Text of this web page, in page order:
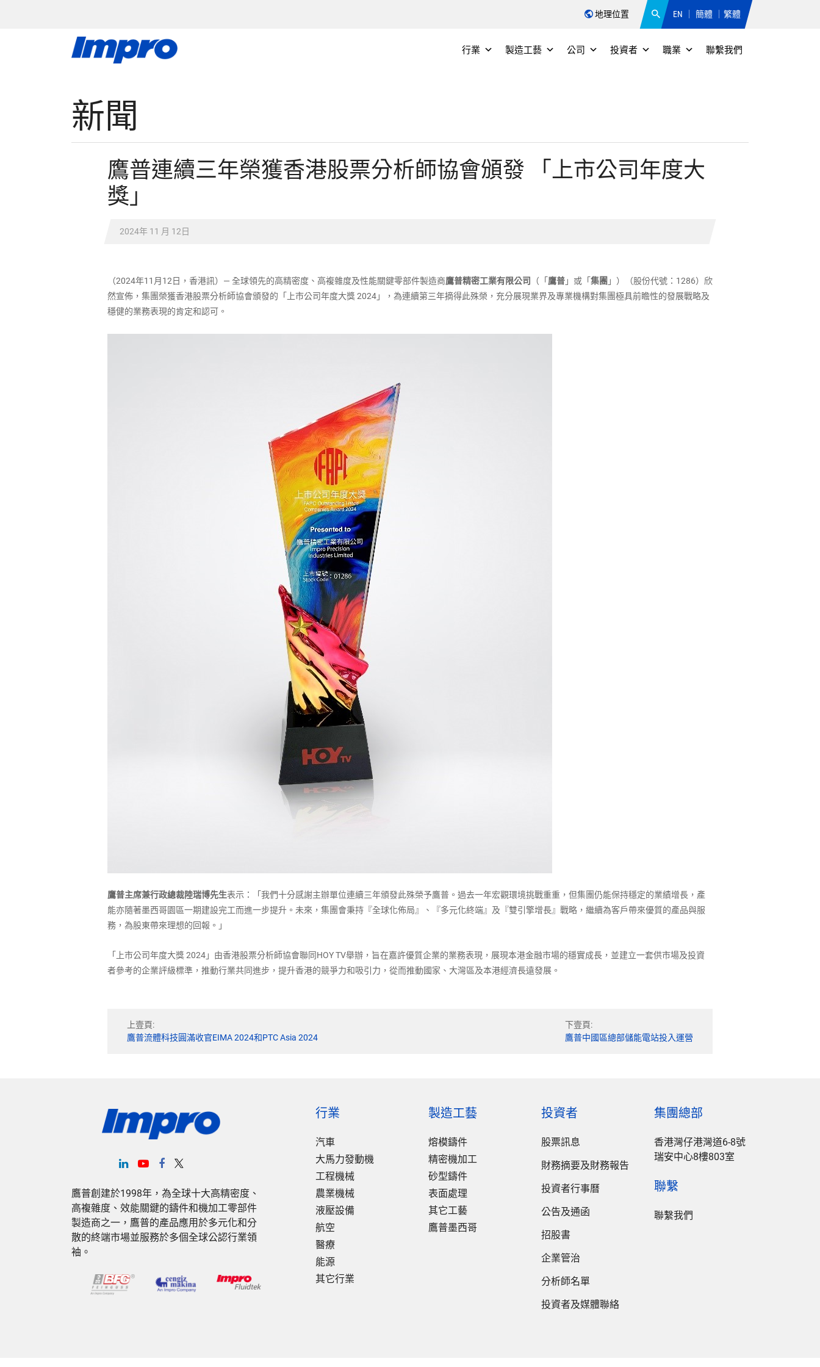
地理位置 EN 簡體 繁體
行業 製造工藝 公司 投資者 職業 聯繫我們
新聞
鷹普連續三年榮獲香港股票分析師協會頒發 「上市公司年度大
獎」
2024年 11 月 12日
（2024年11月12日，香港訊）― 全球領先的高精密度、高複雜度及性能關鍵零部件製造商鷹普精密工業有限公司 （「 鷹普 」或「 集團 」）（股份代號：1286）欣
然宣佈，集團榮獲香港股票分析師協會頒發的「上市公司年度大獎 2024」，為連續第三年摘得此殊榮，充分展現業界及專業機構對集團極具前瞻性的發展戰略及
穩健的業務表現的肯定和認可。
鷹普主席兼行政總裁陸瑞博先生表示：「我們十分感謝主辦單位連續三年頒發此殊榮予鷹普。過去一年宏觀環境挑戰重重，但集團仍能保持穩定的業績增長，產
能亦隨著墨西哥園區一期建設完工而進一步提升。未來，集團會秉持『全球化佈局』、『多元化終端』及『雙引擎增長』戰略，繼續為客戶帶來優質的產品與服
務，為股東帶來理想的回報。」
「上市公司年度大獎 2024」由香港股票分析師協會聯同HOY TV舉辦，旨在嘉許優質企業的業務表現，展現本港金融市場的穩實成長，並建立一套供市場及投資
者參考的企業評級標準，推動行業共同進步，提升香港的競爭力和吸引力，從而推動國家、大灣區及本港經濟長遠發展。
上壹頁:
鷹普流體科技圓滿收官EIMA 2024和PTC Asia 2024
下壹頁:
鷹普中國區總部儲能電站投入運營
鷹普創建於1998年，為全球十大高精密度、
高複雜度、效能關鍵的鑄件和機加工零部件
製造商之一，鷹普的產品應用於多元化和分
散的終端市場並服務於多個全球公認行業領
袖。
行業
汽車
大馬力發動機
工程機械
農業機械
液壓設備
航空
醫療
能源
其它行業
製造工藝
熔模鑄件
精密機加工
砂型鑄件
表面處理
其它工藝
鷹普墨西哥
投資者
股票訊息
財務摘要及財務報告
投資者行事曆
公告及通函
招股書
企業管治
分析師名單
投資者及媒體聯絡
集團總部
香港灣仔港灣道6-8號
瑞安中心8樓803室
聯繫
聯繫我們